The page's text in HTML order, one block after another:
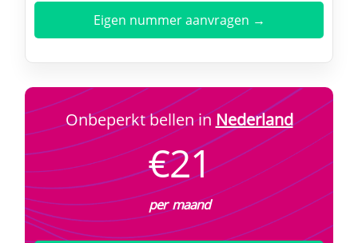
Eigen nummer aanvragen →
Onbeperkt bellen inNederland
€21
per maand